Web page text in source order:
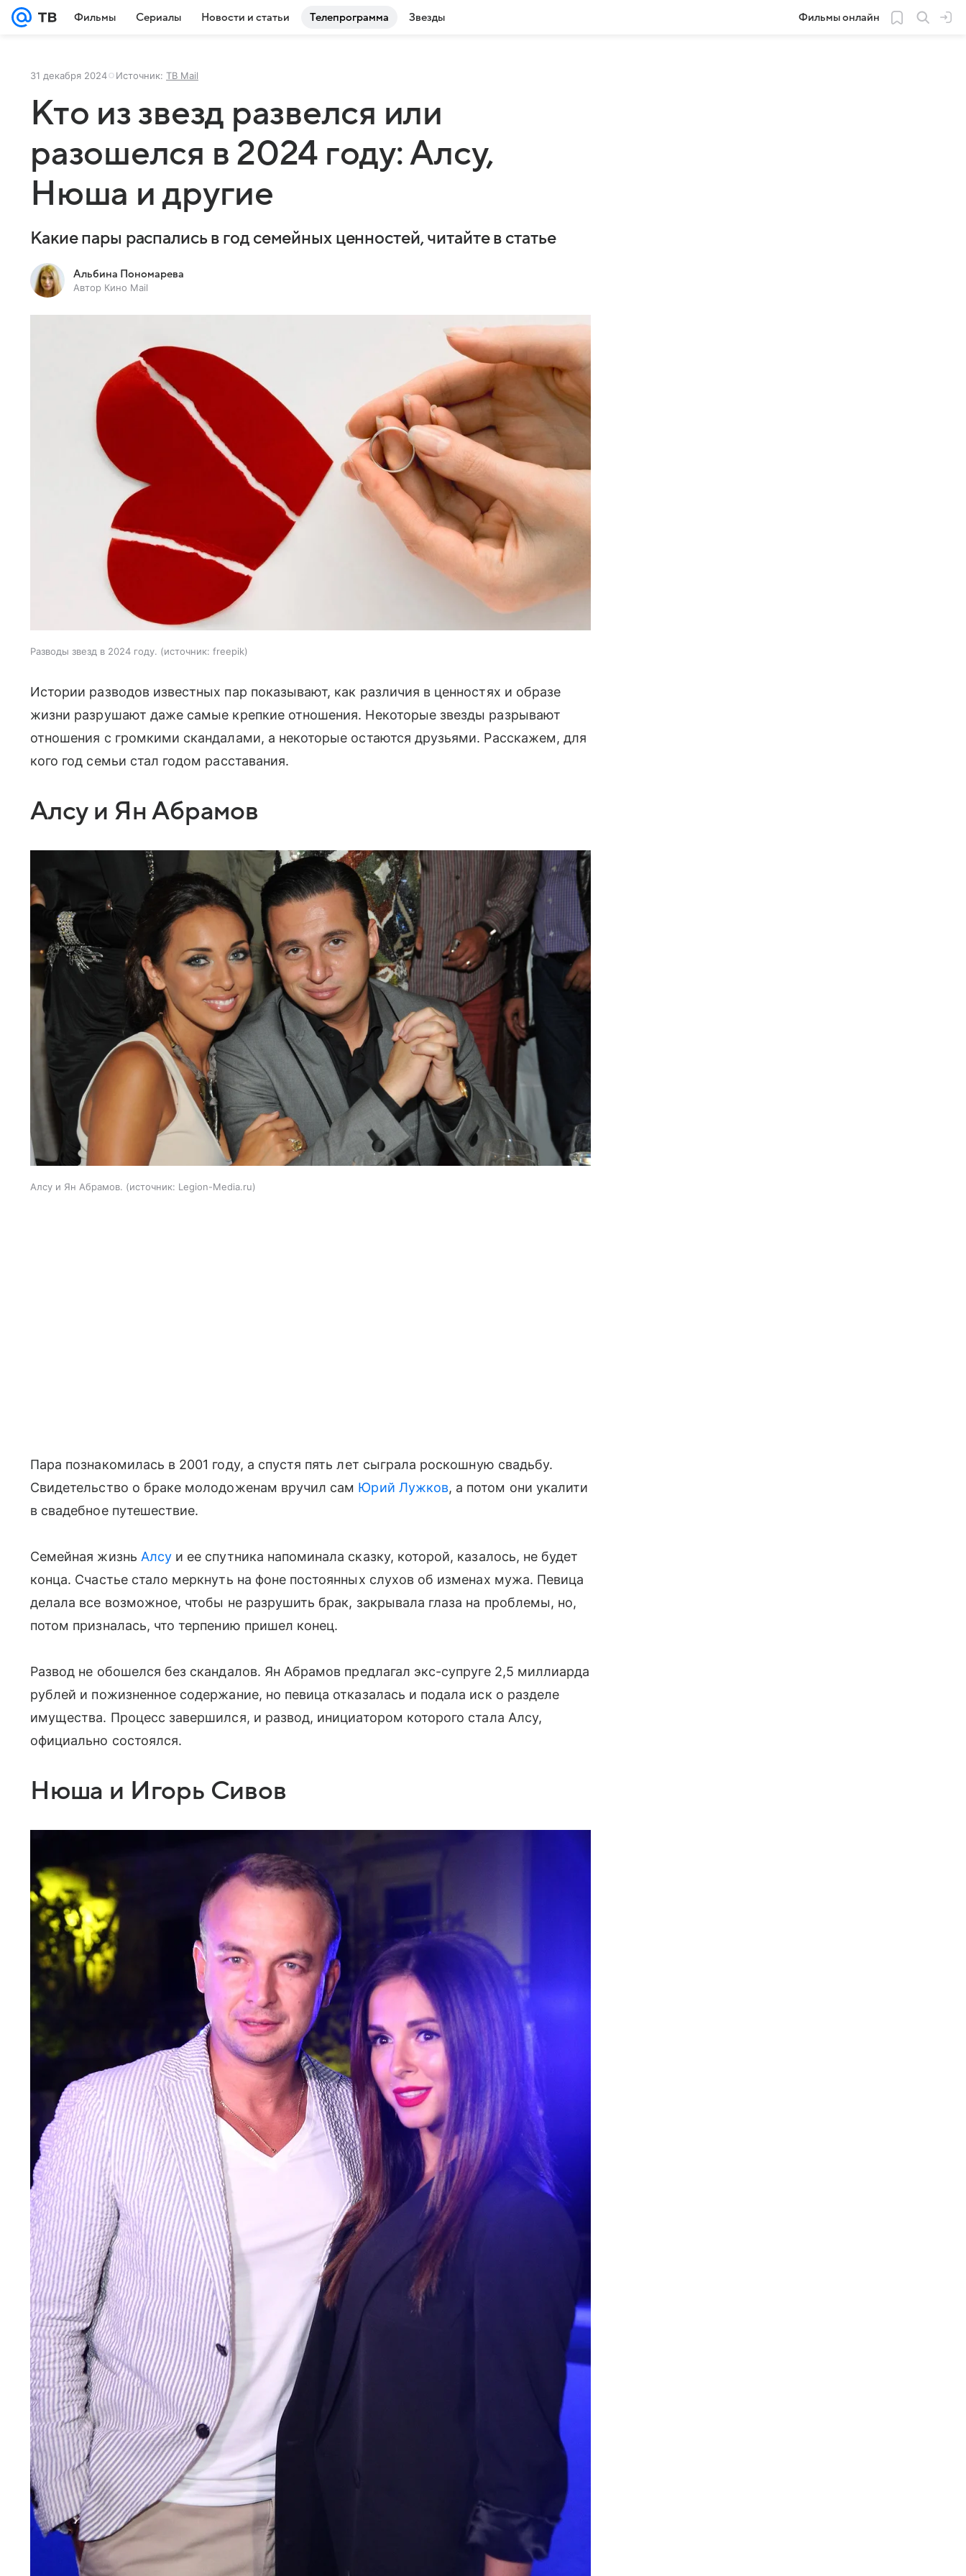
Фильмы Сериалы Новости и статьи Телепрограмма Звезды Фильмы онлайн
31 декабря 2024 Источник: ТВ Mail
Кто из звезд развелся или
разошелся в 2024 году: Алсу,
Нюша и другие
Какие пары распались в год семейных ценностей, читайте в статье
Альбина Пономарева
Автор Кино Mail
Разводы звезд в 2024 году. источник: freepik
Истории разводов известных пар показывают, как различия в ценностях и образе
жизни разрушают даже самые крепкие отношения. Некоторые звезды разрывают
отношения с громкими скандалами, а некоторые остаются друзьями. Расскажем, для
кого год семьи стал годом расставания.
Алсу и Ян Абрамов
Алсу и Ян Абрамов. источник: Legion-Media.ru
Пара познакомилась в 2001 году, а спустя пять лет сыграла роскошную свадьбу.
Свидетельство о браке молодоженам вручил сам Юрий Лужков, а потом они укалити
в свадебное путешествие.
Семейная жизнь Алсу и ее спутника напоминала сказку, которой, казалось, не будет
конца. Счастье стало меркнуть на фоне постоянных слухов об изменах мужа. Певица
делала все возможное, чтобы не разрушить брак, закрывала глаза на проблемы, но,
потом призналась, что терпению пришел конец.
Развод не обошелся без скандалов. Ян Абрамов предлагал экс-супруге 2,5 миллиарда
рублей и пожизненное содержание, но певица отказалась и подала иск о разделе
имущества. Процесс завершился, и развод, инициатором которого стала Алсу,
официально состоялся.
Нюша и Игорь Сивов